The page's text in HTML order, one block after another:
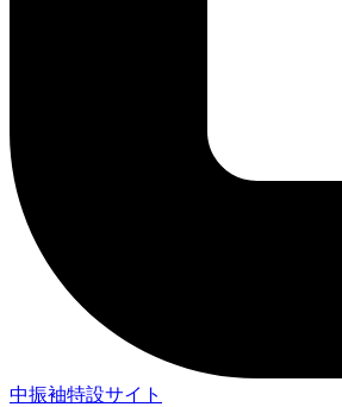
中振袖特設サイト